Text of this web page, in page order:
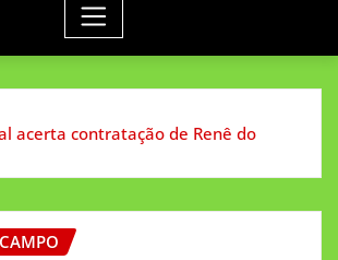
acerta contratação de Renê do